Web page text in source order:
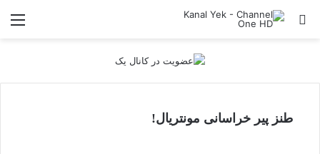
جستجو برای
طنز پیر خراسانی مونتریال!